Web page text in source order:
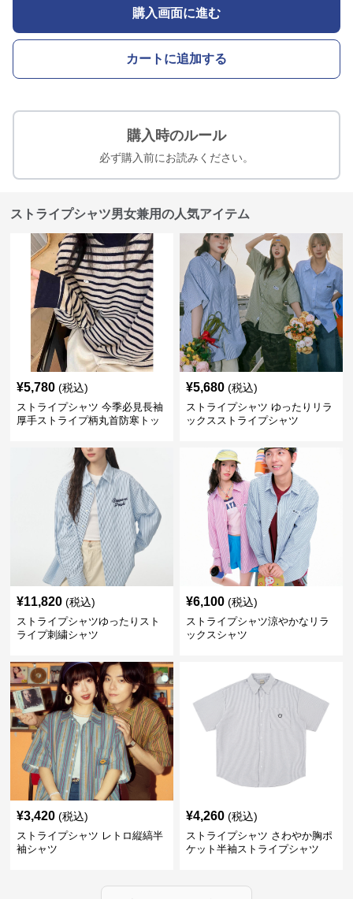
購入画面に進む
カートに追加する
購入時のルール
必ず購入前にお読みください。
ストライプシャツ男女兼用の人気アイテム
¥5,780 (税込)
ストライプシャツ 今季必見長袖
厚手ストライプ柄丸首防寒トッ
¥5,680 (税込)
ストライプシャツ ゆったりリラ
ックスストライプシャツ
¥11,820 (税込)
ストライプシャツゆったりスト
ライプ刺繍シャツ
¥6,100 (税込)
ストライプシャツ涼やかなリラ
ックスシャツ
¥3,420 (税込)
ストライプシャツ レトロ縦縞半
袖シャツ
¥4,260 (税込)
ストライプシャツ さわやか胸ポ
ケット半袖ストライプシャツ